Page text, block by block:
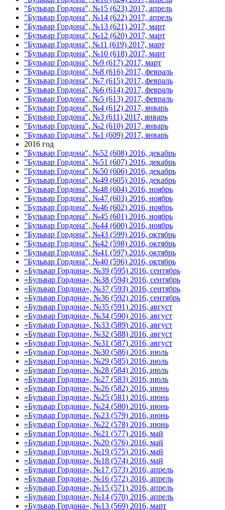
"Бульвар Гордона", №15 (623) 2017, апрель
"Бульвар Гордона", №14 (622) 2017, апрель
"Бульвар Гордона", №13 (621) 2017, март
"Бульвар Гордона", №12 (620) 2017, март
"Бульвар Гордона", №11 (619) 2017, март
"Бульвар Гордона", №10 (618) 2017, март
"Бульвар Гордона", №9 (617) 2017, март
"Бульвар Гордона", №8 (616) 2017, февраль
"Бульвар Гордона", №7 (615) 2017, февраль
"Бульвар Гордона", №6 (614) 2017, февраль
"Бульвар Гордона", №5 (613) 2017, февраль
"Бульвар Гордона", №4 (612) 2017, январь
"Бульвар Гордона", №3 (611) 2017, январь
"Бульвар Гордона", №2 (610) 2017, январь
"Бульвар Гордона", №1 (609) 2017, январь
2016 год
"Бульвар Гордона", №52 (608) 2016, декабрь
"Бульвар Гордона", №51 (607) 2016, декабрь
"Бульвар Гордона", №50 (606) 2016, декабрь
"Бульвар Гордона", №49 (605) 2016, декабрь
"Бульвар Гордона", №48 (604) 2016, ноябрь
"Бульвар Гордона", №47 (603) 2016, ноябрь
"Бульвар Гордона", №46 (602) 2016, ноябрь
"Бульвар Гордона", №45 (601) 2016, ноябрь
"Бульвар Гордона", №44 (600) 2016, ноябрь
"Бульвар Гордона", №43 (599) 2016, октябрь
"Бульвар Гордона", №42 (598) 2016, октябрь
"Бульвар Гордона", №41 (597) 2016, октябрь
"Бульвар Гордона", №40 (596) 2016, октябрь
«Бульвар Гордона», №39 (595) 2016, сентябрь
«Бульвар Гордона», №38 (594) 2016, сентябрь
«Бульвар Гордона», №37 (593) 2016, сентябрь
«Бульвар Гордона», №36 (592) 2016, сентябрь
«Бульвар Гордона», №35 (591) 2016, август
«Бульвар Гордона», №34 (590) 2016, август
«Бульвар Гордона», №33 (589) 2016, август
«Бульвар Гордона», №32 (588) 2016, август
«Бульвар Гордона», №31 (587) 2016, август
«Бульвар Гордона», №30 (586) 2016, июль
«Бульвар Гордона», №29 (585) 2016, июль
«Бульвар Гордона», №28 (584) 2016, июль
«Бульвар Гордона», №27 (583) 2016, июль
«Бульвар Гордона», №26 (582) 2016, июнь
«Бульвар Гордона», №25 (581) 2016, июнь
«Бульвар Гордона», №24 (580) 2016, июнь
«Бульвар Гордона», №23 (579) 2016, июнь
«Бульвар Гордона», №22 (578) 2016, июнь
«Бульвар Гордона», №21 (577) 2016, май
«Бульвар Гордона», №20 (576) 2016, май
«Бульвар Гордона», №19 (575) 2016, май
«Бульвар Гордона», №18 (574) 2016, май
«Бульвар Гордона», №17 (573) 2016, апрель
«Бульвар Гордона», №16 (572) 2016, апрель
«Бульвар Гордона», №15 (571) 2016, апрель
«Бульвар Гордона», №14 (570) 2016, апрель
«Бульвар Гордона», №13 (569) 2016, март